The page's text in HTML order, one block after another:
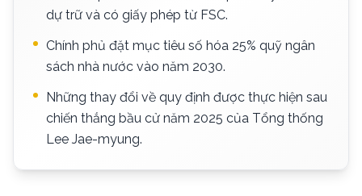
dự trữ và có giấy phép từ FSC.
Chính phủ đặt mục tiêu số hóa 25% quỹ ngân
sách nhà nước vào năm 2030.
Những thay đổi về quy định được thực hiện sau
chiến thắng bầu cử năm 2025 của Tổng thống
Lee Jae-myung.